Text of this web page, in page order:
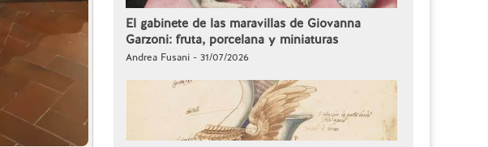
El gabinete de las maravillas de Giovanna
Garzoni: fruta, porcelana y miniaturas
Andrea Fusani - 31/07/2026